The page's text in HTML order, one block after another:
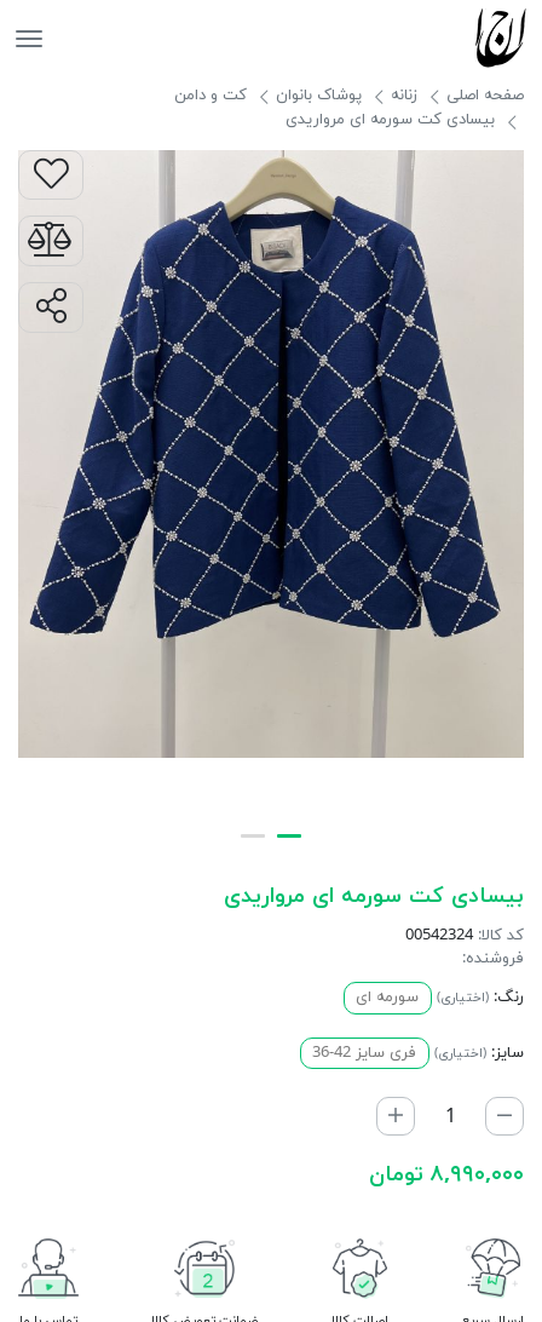
صفحه اصلی زنانه پوشاک بانوان
کت و دامن
بیسادی کت سورمه ای مرواریدی
بیسادی کت سورمه ای مرواریدی
کد کالا: 00542324
فروشنده:
رنگ: (اختیاری) سورمه ای
سایز: (اختیاری) فری سایز 42-36
۸,۹۹۰,۰۰۰ تومان